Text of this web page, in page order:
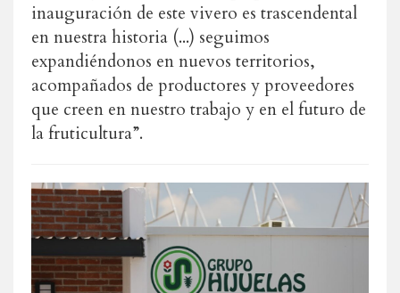
inauguración de este vivero es trascendental
en nuestra historia (...) seguimos
expandiéndonos en nuevos territorios,
acompañados de productores y proveedores
que creen en nuestro trabajo y en el futuro de
la fruticultura”.